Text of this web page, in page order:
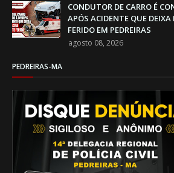
CONDUTOR DE CARRO É
APÓS ACIDENTE QUE
FERIDO EM PEDREIRAS
agosto 08, 2026
PEDREIRAS-MA